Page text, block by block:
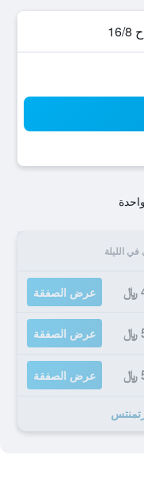
ح 16/8
في الليلة
عرض الصفقة
عرض الصفقة
عرض الصفقة